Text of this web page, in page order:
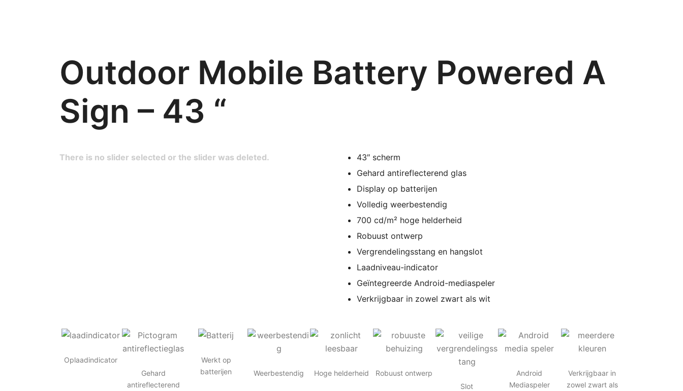
Outdoor Mobile Battery Powered A
Sign – 43 “
There is no slider selected or the slider was deleted.
43″ scherm
Gehard antireflecterend glas
Display op batterijen
Volledig weerbestendig
700 cd/m² hoge helderheid
Robuust ontwerp
Vergrendelingsstang en hangslot
Laadniveau-indicator
Geïntegreerde Android-mediaspeler
Verkrijgbaar in zowel zwart als wit
Oplaadindicator
Gehard
antireflecterend
Werkt op
batterijen
Weerbestendig Hoge helderheid
Robuust ontwerp
Slot
Android
Mediaspeler
Verkrijgbaar in
zowel zwart als